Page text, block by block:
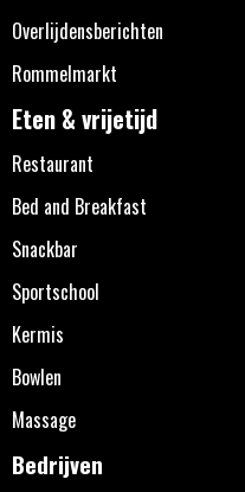
Overlijdensberichten
Rommelmarkt
Eten & vrijetijd
Restaurant
Bed and Breakfast
Snackbar
Sportschool
Kermis
Bowlen
Massage
Bedrijven